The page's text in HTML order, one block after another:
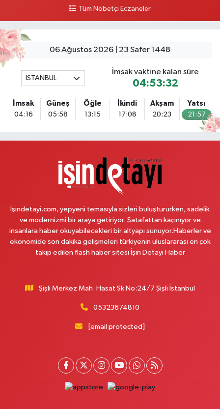
Karlıktepe Mahallesi Soğanlık Caddesi No:34 A
0 (216) 504 24 53 Yol Tarifi Al
Bulvar Eczanesi
geçtikten sonra Harman Mobilya arkası, Tulumba mevki, ECZANELER
BÖLGESİ (GÜNEŞ, BULVAR, ÇİĞDEM, DEVA ECZANELERİ) eski gazi sağlık
Halıcıoğlu Mahallesi Tunç Sokak 1 A Çıksalın,Alev Ofluoğlu Semt Konağı
Anka Eczanesi
Acıbadem Mahallesi Acıbadem Caddesi 76 A İŞ BANKASI
KONUTLARINDAN KADIKÖY İSTİKAMETİNE GİDERKEN IŞIKLARI GEÇİNCE
Portakal Eczanesi
100 METRE İLERİSİ- BAKLAVACI ŞEMSETTİN SIRASINDA- ŞİRİNDEREYE
Yol Tarifi Al
Handan Eczanesi
Tokatköy Mahallesi Sultan Aziz Caddesi No:76 A Tokatköy Merkez Camii
Tüm Nöbetçi Eczaneler
06 Ağustos 2026 | 23 Safer 1448
İSTANBUL
İmsak vaktine kalan süre
04:53:31
İmsak
04:16
Güneş
05:58
Öğle
13:15
İkindi
17:08
Akşam
20:23
Yatsı
21:57
İşindetayi.com, yepyeni temasıyla sizleri buluştururken, sadelik
ve modernizmi bir araya getiriyor. Şatafattan kaçınıyor ve
insanlara haber okuyabilecekleri bir altyapı sunuyor.Haberler ve
ekonomide son dakika gelişmeleri türkiyenin uluslararası en çok
takip edilen flash haber sitesi İşin Detayı Haber
Şişli Merkez Mah. Hasat Sk No:24/7 Şişli İstanbul
05323674810
[email protected]